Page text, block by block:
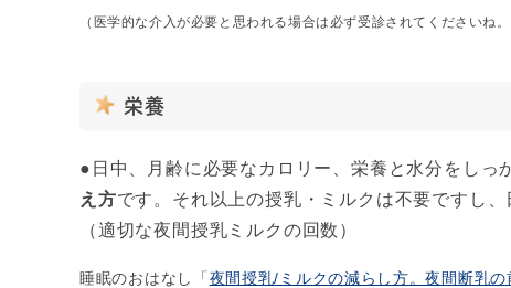
（医学的な介入が必要と思われる場合は必ず受診されてくださいね。
栄養
●日中、月齢に必要なカロリー、栄養と水分をしっ
え方です。それ以上の授乳・ミルクは不要ですし
（適切な夜間授乳ミルクの回数）
睡眠のおはなし「夜間授乳/ミルクの減らし方。夜間断乳の